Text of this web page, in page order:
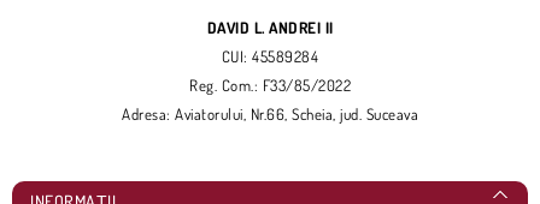
DAVID L. ANDREI II
CUI: 45589284
Reg. Com.: F33/85/2022
Adresa: Aviatorului, Nr.66, Scheia, jud. Suceava